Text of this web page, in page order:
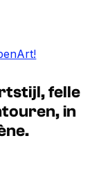
felle
in